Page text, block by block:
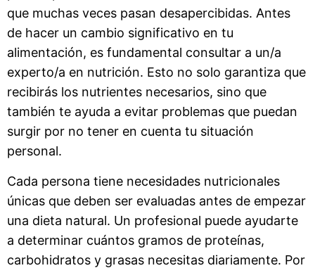
que muchas veces pasan desapercibidas. Antes
de hacer un cambio significativo en tu
alimentación, es fundamental consultar a un/a
experto/a en nutrición. Esto no solo garantiza que
recibirás los nutrientes necesarios, sino que
también te ayuda a evitar problemas que puedan
surgir por no tener en cuenta tu situación
personal.
Cada persona tiene necesidades nutricionales
únicas que deben ser evaluadas antes de empezar
una dieta natural. Un profesional puede ayudarte
a determinar cuántos gramos de proteínas,
carbohidratos y grasas necesitas diariamente. Por